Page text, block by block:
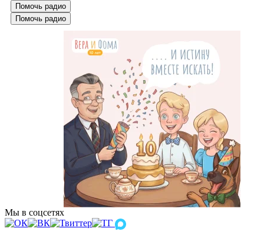
Помочь радио
Помочь радио
Мы в соцсетях